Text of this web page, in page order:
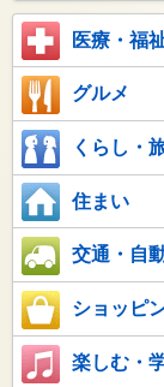
医療・福
グルメ
くらし・
住まい
交通・自
ショッピ
楽しむ・